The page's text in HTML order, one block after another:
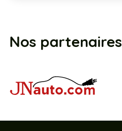
Nos partenaires